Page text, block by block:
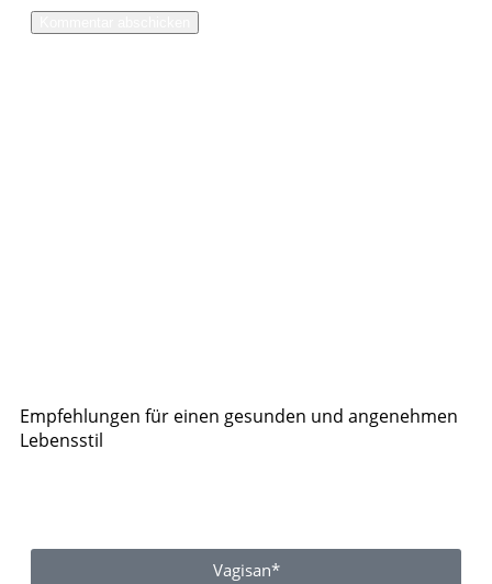
Empfehlungen für einen gesunden und angenehmen
Lebensstil
Vagisan*